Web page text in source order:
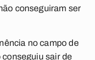
conseguiram ser
no campo de
sair de